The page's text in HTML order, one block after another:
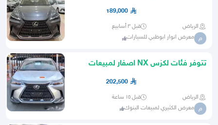
189,000
الرياض قبل ٣ أسابيع
م معرض انوار ابوظبي للسيارات
تتوفر فئات لكزس NX اصفار لمبيعات
النقدوالبنوك باقل هامش ربح
202,500
الرياض قبل ١٥ ساعة
م معرض الكثيري لمبيعات البنوك